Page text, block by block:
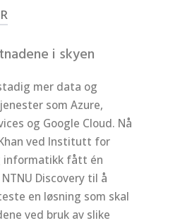
i skyen
mer data og
som Azure,
og Google Cloud. Nå
ved Institutt for
informatikk fått én
Discovery til å
en løsning som skal
ved bruk av slike